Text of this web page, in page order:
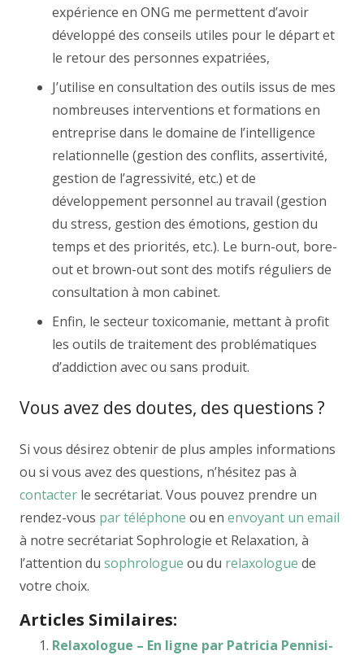
expérience en ONG me permettent d’avoir
développé des conseils utiles pour le départ et
le retour des personnes expatriées,
J’utilise en consultation des outils issus de mes
nombreuses interventions et formations en
entreprise dans le domaine de l’intelligence
relationnelle (gestion des conflits, assertivité,
gestion de l’agressivité, etc.) et de
développement personnel au travail (gestion
du stress, gestion des émotions, gestion du
temps et des priorités, etc.). Le burn-out, bore-
out et brown-out sont des motifs réguliers de
consultation à mon cabinet.
Enfin, le secteur toxicomanie, mettant à profit
les outils de traitement des problématiques
d’addiction avec ou sans produit.
Vous avez des doutes, des questions ?
Si vous désirez obtenir de plus amples informations
ou si vous avez des questions, n’hésitez pas à
contacter le secrétariat. Vous pouvez prendre un
rendez-vous par téléphone ou en envoyant un email
à notre secrétariat Sophrologie et Relaxation, à
l’attention du sophrologue ou du relaxologue de
votre choix.
Articles Similaires:
Relaxologue – En ligne par Patricia Pennisi-